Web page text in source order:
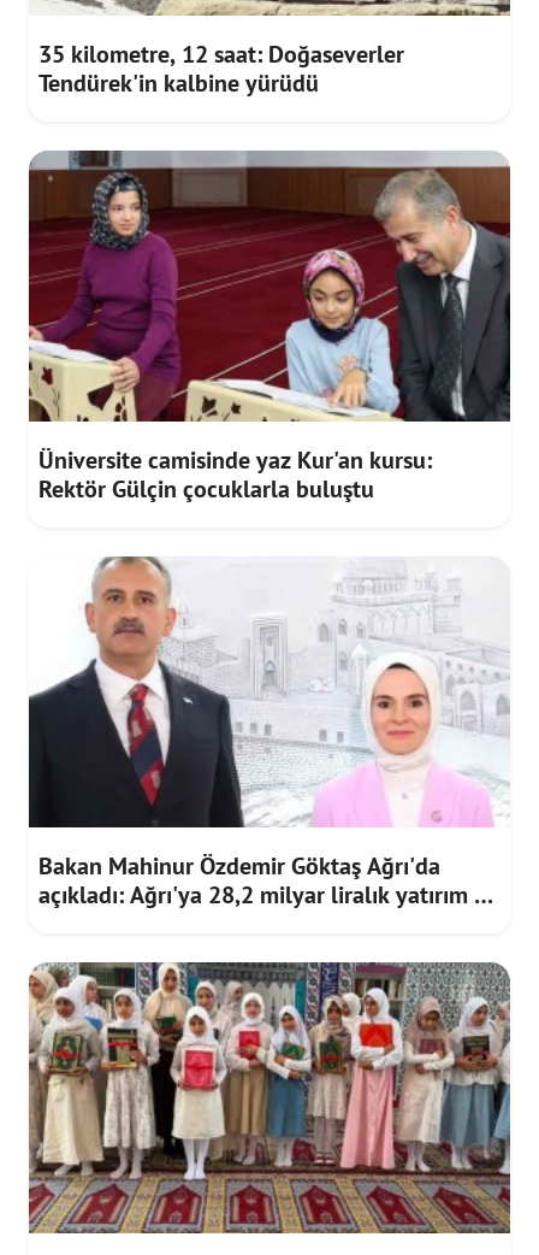
35 kilometre, 12 saat: Doğaseverler
Tendürek'in kalbine yürüdü
Üniversite camisinde yaz Kur'an kursu:
Rektör Gülçin çocuklarla buluştu
Bakan Mahinur Özdemir Göktaş Ağrı'da
açıkladı: Ağrı'ya 28,2 milyar liralık yatırım ve